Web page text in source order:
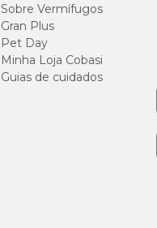
Sobre Vermífugos
Gran Plus
Pet Day
Minha Loja Cobasi
Guias de cuidados